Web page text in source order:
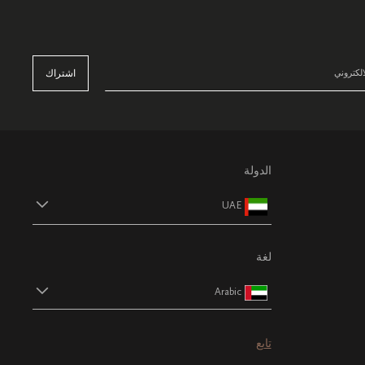
اشتراك
الدولة
UAE
لغة
Arabic
تابع